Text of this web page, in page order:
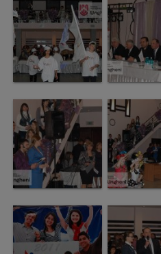
Obiective
turistice
Sculpturi
(harta
sculpturilor)
Monumente
arhitecturale
Personalități
marcante